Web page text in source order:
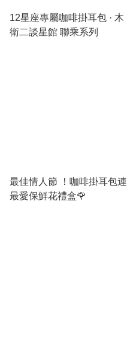
12星座專屬咖啡掛耳包 · 木
衛二談星館 聯乘系列
最佳情人節 ！咖啡掛耳包連
最愛保鮮花禮盒🌹